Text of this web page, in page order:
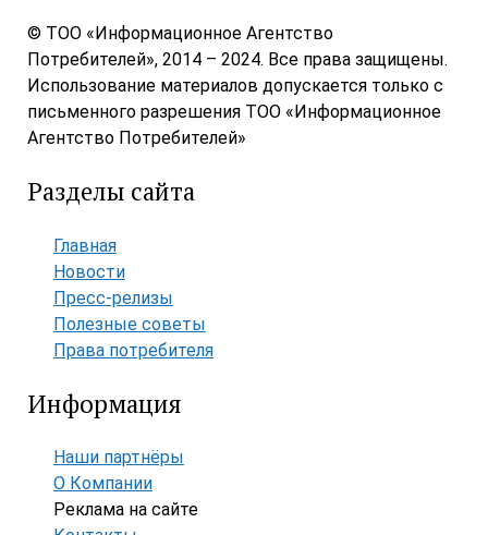
© ТОО «Информационное Агентство
Потребителей», 2014 – 2024. Все права защищены.
Использование материалов допускается только с
письменного разрешения ТОО «Информационное
Агентство Потребителей»
Разделы сайта
Главная
Новости
Пресс-релизы
Полезные советы
Права потребителя
Информация
Наши партнёры
О Компании
Реклама на сайте